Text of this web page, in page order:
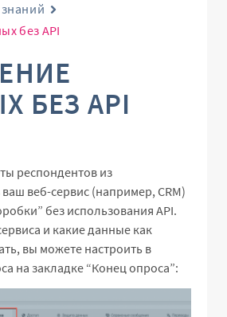
без API
БЕЗ API
респондентов из
ваш веб-сервис (например, CRM)
без использования API.
и какие данные как
вы можете настроить в
на закладке “Конец опроса”: